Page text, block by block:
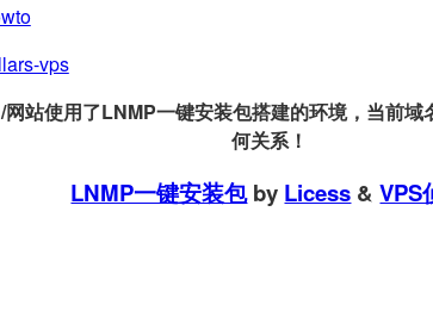
vps
站使用了LNMP一键安装包搭建的环境，当前
何关系！
LNMP一键安装包by Licess &VPS